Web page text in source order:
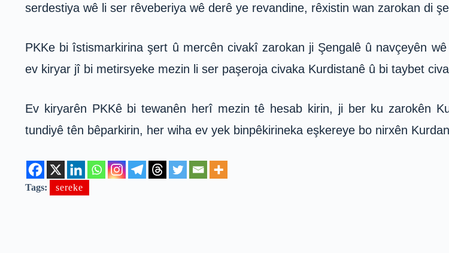
serdestiya wê li ser rêveberiya wê derê ye revandine, rêxistin wan zarokan di
PKKe bi îstismarkirina şert û mercên civakî zarokan ji Şengalê û navçeyên
ev kiryar jî bi metirsyeke mezin li ser paşeroja civaka Kurdistanê û bi taybet
Ev kiryarên PKKê bi tewanên herî mezin tê hesab kirin, ji ber ku zarokên
tundiyê tên bêparkirin, her wiha ev yek binpêkirineka eşkereye bo nirxên
Tags: sereke